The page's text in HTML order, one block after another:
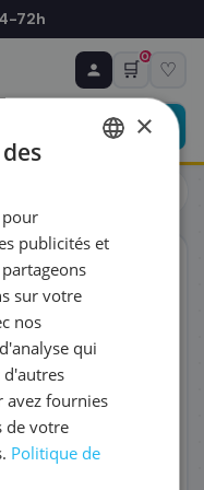
72h
🛒
0
♡
— notre équipe
SOUHAITÉE
×
pour
publicités et
sur votre
nos
qui
d'autres
avez fournies
de votre
Politique de